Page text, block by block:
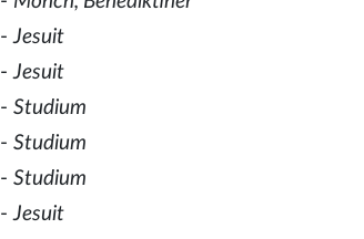
-Jesuit
-Jesuit
-Studium
-Studium
-Studium
-Jesuit